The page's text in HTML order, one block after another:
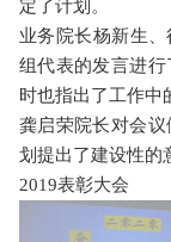
定了计划。
业务院长杨新生
组代表的发言进行
时也指出了工作中
龚启荣院长对会
划提出了建设性的
2019表彰大会